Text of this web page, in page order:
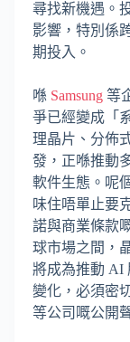
尋找新機遇。
影響，特別係
期投入。
喺 Samsung 等
爭已經變成「
理晶片、分佈
發，正喺推動
軟件生態。呢
味住唔單止要
諾與商業條款
球市場之間，
將成為推動 AI
變化，必須密
等公司嘅公開